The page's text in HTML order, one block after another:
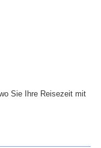
Sie Ihre Reisezeit mit